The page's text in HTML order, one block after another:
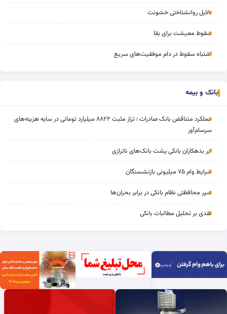
دلایل روانشناختی خشونت
سقوط معیشت برای بقا
اشتباه سقوط در دام موفقیت‌های سریع
بانک و بیمه
عملکرد متناقض بانک صادرات ؛ تراز مثبت ۸۸۲۲ میلیارد تومانی در سایه هزینه‌های
سرسام‌آور
ابر بدهکاران بانکی پشت بانک‌های ناترازی
شرایط وام ۷۵ میلیونی بازنشستگان
سپر محافظتی نظام بانکی در برابر بحران‌ها
نقدی بر تحلیل مطالبات بانکی